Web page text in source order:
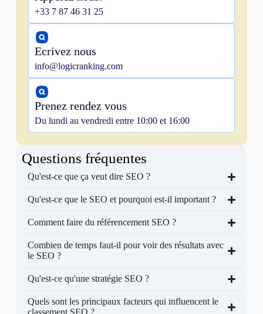
+33 7 87 46 31 25
Ecrivez nous
info@logicranking.com
Prenez rendez vous
Du lundi au vendredi entre 10:00 et 16:00
Questions fréquentes
Qu'est-ce que ça veut dire SEO ?
Qu'est-ce que le SEO et pourquoi est-il important ?
Comment faire du référencement SEO ?
Combien de temps faut-il pour voir des résultats avec
le SEO ?
Qu'est-ce qu'une stratégie SEO ?
Quels sont les principaux facteurs qui influencent le